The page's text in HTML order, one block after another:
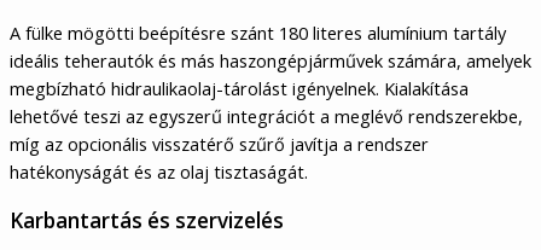
A fülke mögötti beépítésre szánt 180 literes alumínium tartály
ideális teherautók és más haszongépjárművek számára, amelyek
megbízható hidraulikaolaj-tárolást igényelnek. Kialakítása
lehetővé teszi az egyszerű integrációt a meglévő rendszerekbe,
míg az opcionális visszatérő szűrő javítja a rendszer
hatékonyságát és az olaj tisztaságát.
Karbantartás és szervizelés